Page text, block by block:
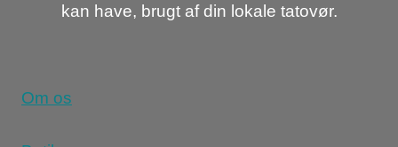
kan have, brugt af din lokale tatovør.
Om os